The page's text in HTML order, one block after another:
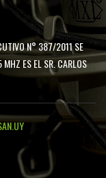
N° 387/2011 SE
MHZ ES EL SR. CARLOS